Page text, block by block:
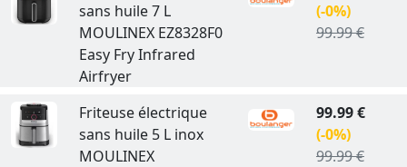
sans huile 7 L
MOULINEX EZ8328F0
Easy Fry Infrared
Airfryer
(-0%)
99.99 €
Friteuse électrique
sans huile 5 L inox
MOULINEX
99.99 €
(-0%)
99.99 €